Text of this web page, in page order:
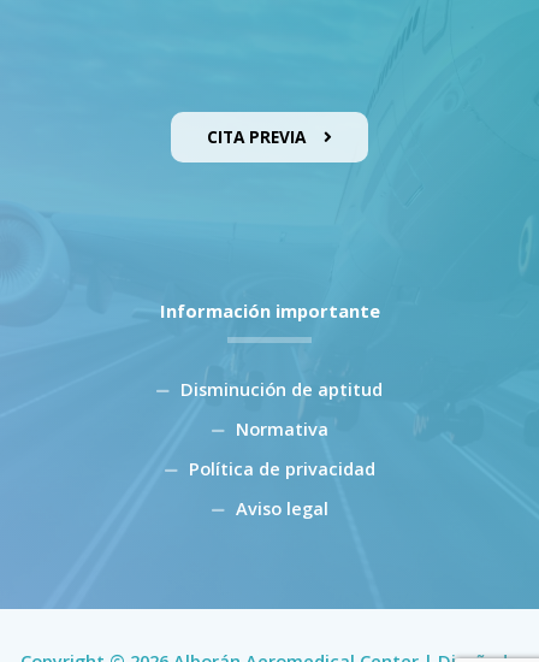
CITA PREVIA
Información importante
Disminución de aptitud
Normativa
Política de privacidad
Aviso legal